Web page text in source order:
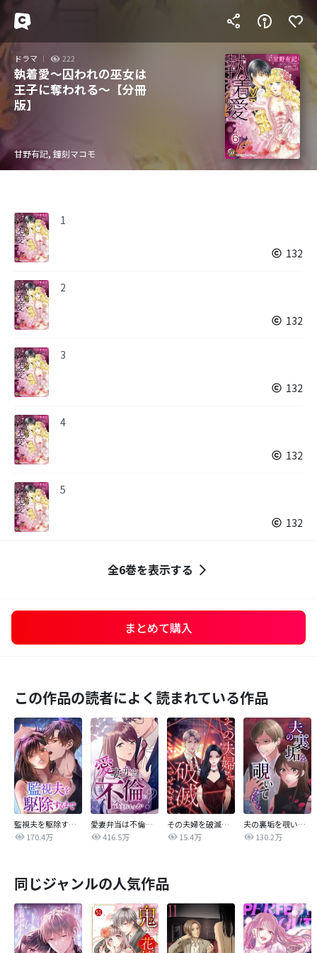
ドラマ 222
執着愛～囚われの巫女は
王子に奪われる～【分冊
版】
甘野有記, 鐘刻マコモ
1
132
2
132
3
132
4
132
5
132
全6巻を表示する
まとめて購入
この作品の読者によく読まれている作品
監視夫を駆除するまで
170.4万
愛妻弁当は不倫に含まれますか？
416.5万
その夫婦を破滅させるまで
15.4万
夫の裏垢を覗いてみたら
130.2万
同じジャンルの人気作品